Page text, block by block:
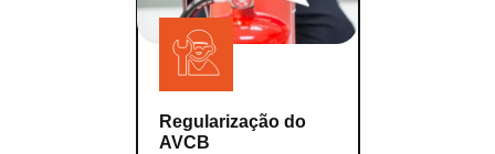
Regularização do
AVCB